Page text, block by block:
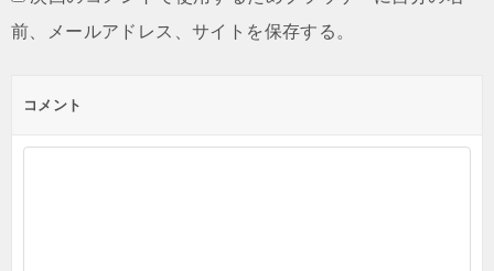
前、メールアドレス、サイトを保存する。
コメント